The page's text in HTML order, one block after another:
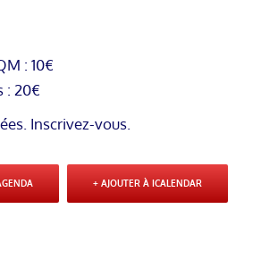
: 10€
: 20€
Inscrivez-vous.
+ AJOUTER À ICALENDAR